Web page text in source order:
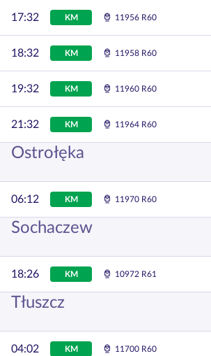
17:32 KM 11956 R60
18:32 KM 11958 R60
19:32 KM 11960 R60
21:32 KM 11964 R60
Ostrołęka
06:12 KM 11970 R60
Sochaczew
18:26 KM 10972 R61
Tłuszcz
04:02 KM 11700 R60